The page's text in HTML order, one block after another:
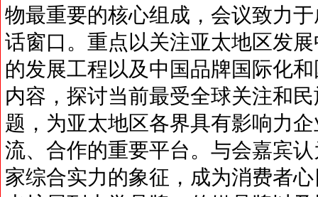
物最重要的核心组成，会议致力
话窗口。重点以关注亚太地区发
的发展工程以及中国品牌国际化
内容，探讨当前最受全球关注和
题，为亚太地区各界具有影响力
流、合作的重要平台。与会嘉宾
家综合实力的象征，成为消费者